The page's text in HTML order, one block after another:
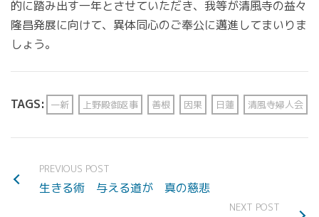
的に踏み出す一年とさせていただき、我等が清風寺の益々
隆昌発展に向けて、異体同心のご奉公に邁進してまいりま
しょう。
TAGS: 一新 上野殿御返事 善根 因果 日蓮 清風寺婦人会
PREVIOUS POST
生きる術 与える道が 真の慈悲
NEXT POST